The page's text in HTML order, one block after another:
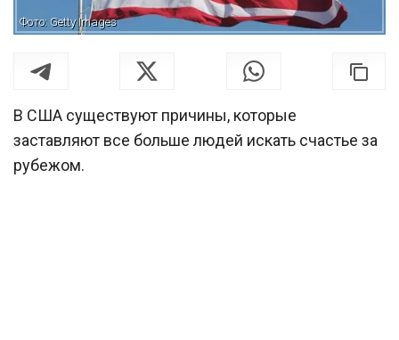
Фото: Getty Images
В США существуют причины, которые
заставляют все больше людей искать счастье за
рубежом.